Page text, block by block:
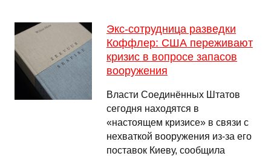
Экс-сотрудница разведки
Коффлер: США переживают
кризис в вопросе запасов
вооружения
Власти Соединённых Штатов
сегодня находятся в
«настоящем кризисе» в связи с
нехваткой вооружения из-за его
поставок Киеву, сообщила